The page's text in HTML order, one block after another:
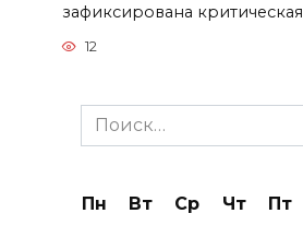
зафиксирована критическая
12
Search
for:
Пн Вт Ср Чт Пт